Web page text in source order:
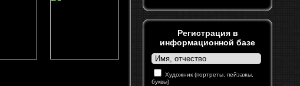
Регистрация в
информационной базе
Художник (портреты, пейзажы,
буквы)